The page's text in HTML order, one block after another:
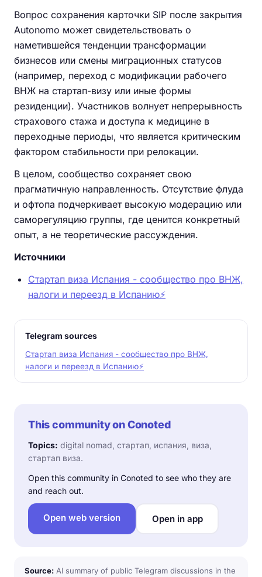
Вопрос сохранения карточки SIP после закрытия
Autonomo может свидетельствовать о
наметившейся тенденции трансформации
бизнесов или смены миграционных статусов
(например, переход с модификации рабочего
ВНЖ на стартап-визу или иные формы
резиденции). Участников волнует непрерывность
страхового стажа и доступа к медицине в
переходные периоды, что является критическим
фактором стабильности при релокации.
В целом, сообщество сохраняет свою
прагматичную направленность. Отсутствие флуда
и офтопа подчеркивает высокую модерацию или
саморегуляцию группы, где ценится конкретный
опыт, а не теоретические рассуждения.
Источники
Стартап виза Испания - сообщество про ВНЖ,
налоги и переезд в Испанию⚡️
Telegram sources
Стартап виза Испания - сообщество про ВНЖ,
налоги и переезд в Испанию⚡️
This community on Conoted
Topics: digital nomad, стартап, испания, виза,
стартап виза.
Open this community in Conoted to see who they are
and reach out.
Open web version Open in app
Source: AI summary of public Telegram discussions in the